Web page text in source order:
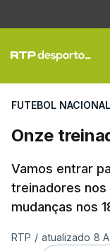
Onze
FUTEBOL NACIONAL
Onze
Vamos entrar
treinadores nos
mudanças nos
RTP / atualizado 8